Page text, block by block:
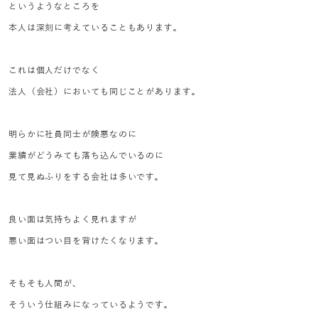
というようなところを
本人は深刻に考えていることもあります。
これは個人だけでなく
法人（会社）においても同じことがあります。
明らかに社員同士が険悪なのに
業績がどうみても落ち込んでいるのに
見て見ぬふりをする会社は多いです。
良い面は気持ちよく見れますが
悪い面はつい目を背けたくなります。
そもそも人間が、
そういう仕組みになっているようです。